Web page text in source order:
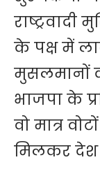
के पक्ष में
मुसलमानों
भाजपा के
वो मात्र
मिलकर देश